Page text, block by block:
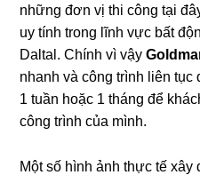
những đơn vị thi công tại
uy tính trong lĩnh vực bất
Daltal. Chính vì vậy
nhanh và công trình liên
1 tuần hoặc 1 tháng để
công trình của mình.
Một số hình ảnh thực tế